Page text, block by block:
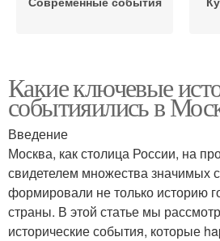
Какие ключевые
событияились в
Введение
Москва, как столица России, на
свидетелем множества значимых
формировали не только историю
страны. В этой статье мы
исторические события, которые